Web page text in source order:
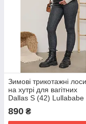
Зимові трикотажні
на хутрі для вагітних
Dallas S (42) Lullababe
890 ₴